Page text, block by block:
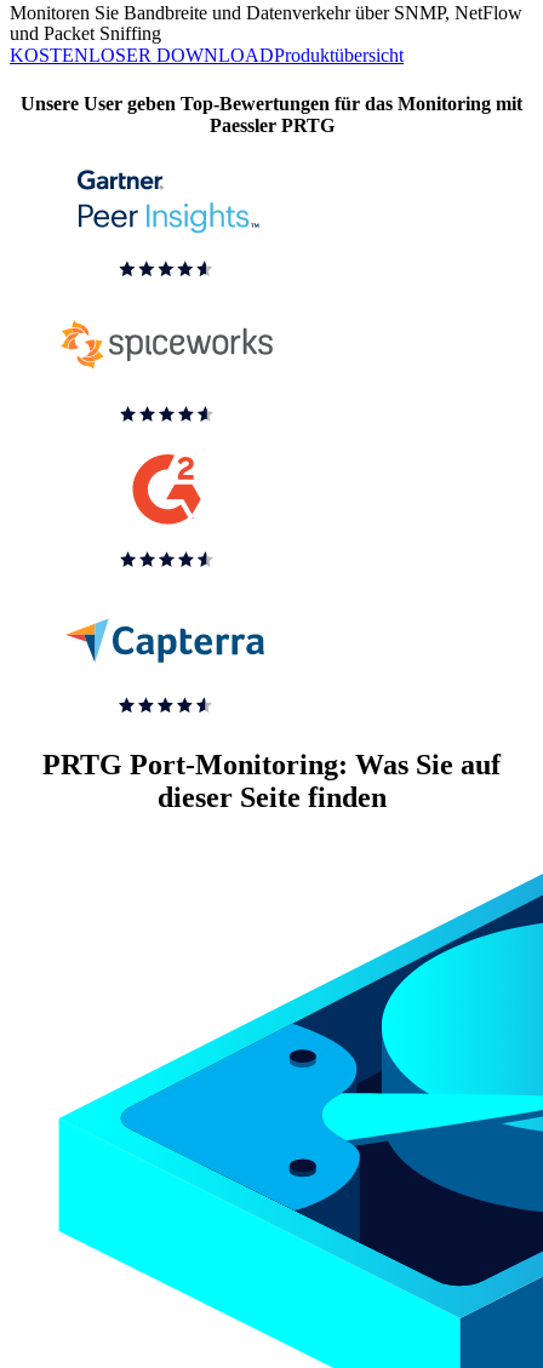
Monitoren Sie Bandbreite und Datenverkehr über SNMP, NetFlow
und Packet Sniffing
KOSTENLOSER DOWNLOADProduktübersicht
Unsere User geben Top-Bewertungen für das Monitoring mit
Paessler PRTG
PRTG Port-Monitoring: Was Sie auf
dieser Seite finden